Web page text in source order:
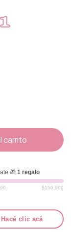
🎁 1 regalo
$150.000
clic acá